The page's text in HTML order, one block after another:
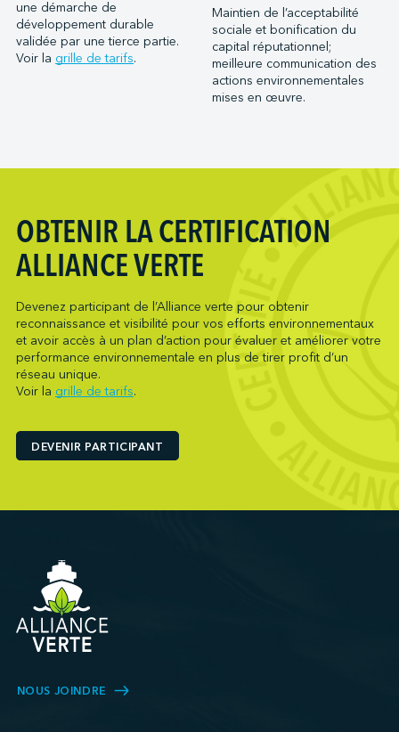
Ports of Indiana-Burns Harbor
Ports of Indiana-Jeffersonville
Ports of Indiana-Mount Vernon
Société du parc industriel et portuaire de Bécancour
Metro Ports - Houston
Metro Ports - Long Beach
Metro Ports - Morehead City
Oceanex
Owen Sound Transportation Company
Pasha Group (Wilmington)
Pembina Infrastructure and Logistics LP
Picton Terminals
PNCT
Ports America (Baton Rouge)
Ports America (Bayport)
Ports America (Charleston)
Ports America (Freeport)
Ports America (Galveston)
Ports America (Gulfport)
Ports America (Hueneme)
Ports America (IAP)
une démarche de
développement durable
validée par une tierce partie.
Voir la grille de tarifs.
Maintien de l’acceptabilité
sociale et bonification du
capital réputationnel;
meilleure communication des
actions environnementales
mises en œuvre.
OBTENIR LA CERTIFICATION
ALLIANCE VERTE
Devenez participant de l’Alliance verte pour obtenir
reconnaissance et visibilité pour vos efforts environnementaux
et avoir accès à un plan d’action pour évaluer et améliorer votre
performance environnementale en plus de tirer profit d’un
réseau unique.
Voir la grille de tarifs.
DEVENIR PARTICIPANT
NOUS JOINDRE